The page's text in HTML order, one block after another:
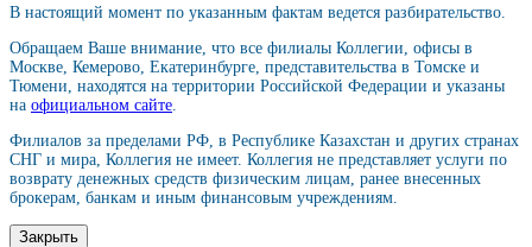
В настоящий момент по указанным фактам ведется разбирательство.
Обращаем Ваше внимание, что все филиалы Коллегии, офисы в
Москве, Кемерово, Екатеринбурге, представительства в Томске и
Тюмени, находятся на территории Российской Федерации и указаны
на официальном сайте
Филиалов за пределами РФ, в Республике Казахстан и других странах
СНГ и мира, Коллегия не имеет. Коллегия не представляет услуги по
возврату денежных средств физическим лицам, ранее внесенных
брокерам, банкам и иным финансовым учреждениям.
Закрыть